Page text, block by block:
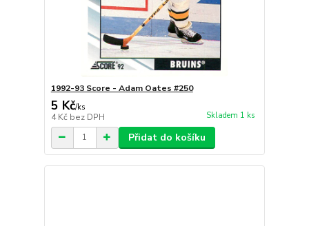
1992-93 Score - Adam Oates #250
5 Kč/ks
4 Kč bez DPH Skladem 1 ks
Přidat do košíku